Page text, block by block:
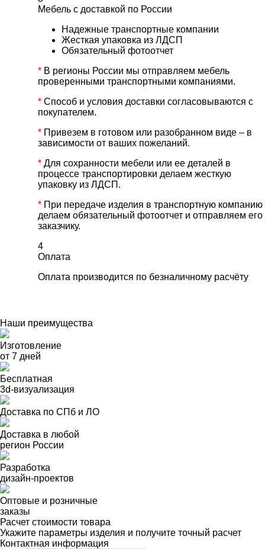
Мебель с доставкой по России
Надежные транспортные компании
Жесткая упаковка из ЛДСП
Обязательный фотоотчет
* В регионы России мы отправляем мебель
проверенными транспортными компаниями.
* Способ и условия доставки согласовываются с
покупателем.
* Привезем в готовом или разобранном виде – в
зависимости от ваших пожеланий.
* Для сохранности мебели или ее деталей в
процессе транспортировки делаем жесткую
упаковку из ЛДСП.
* При передаче изделия в транспортную компанию
делаем обязательный фотоотчет и отправляем его
заказчику.
4
Оплата
Оплата производится по безналичному расчёту
Наши преимущества
Изготовление
от 7 дней
Бесплатная
3d-визуализация
Доставка по СПб и ЛО
Доставка в любой
регион России
Разработка
дизайн-проектов
Оптовые и розничные
заказы
Расчет стоимости товара
Укажите параметры изделия и получите точный расчет
Контактная информация